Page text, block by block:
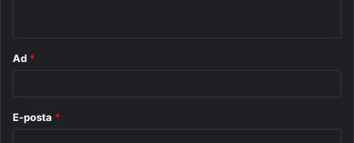
Ad *
E-posta *